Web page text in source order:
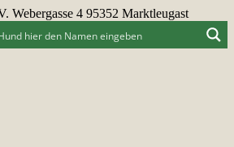
Webergasse 4 95352 Marktleugast